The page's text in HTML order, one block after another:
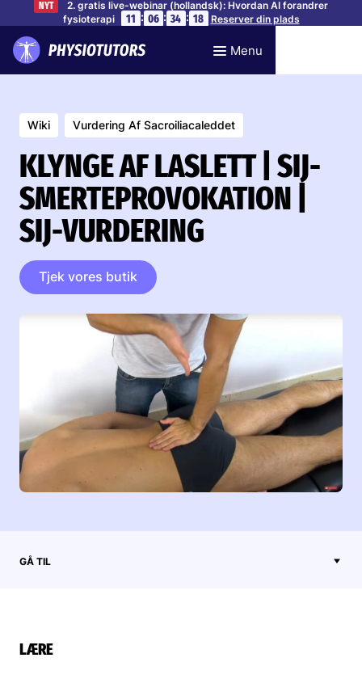
NYT
2. gratis live-webinar (hollandsk): Hvordan AI forandrer
fysioterapi
11 : 06 : 34 : 17 Reserver din plads
Menu
Wiki Vurdering Af Sacroiliacaleddet
KLYNGE AF LASLETT | SIJ-
SMERTEPROVOKATION |
SIJ-VURDERING
Tjek vores butik
GÅ TIL
LÆRE